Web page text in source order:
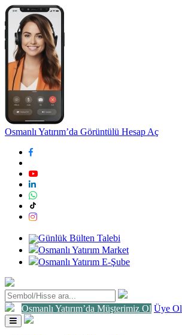
Osmanlı Yatırım’da Görüntülü Hesap Aç
Günlük Bülten Talebi
Osmanlı Yatırım Market
Osmanlı Yatırım E-Şube
Osmanlı Yatırım’da Müşterimiz Ol Üye Ol
Toggle
navigation